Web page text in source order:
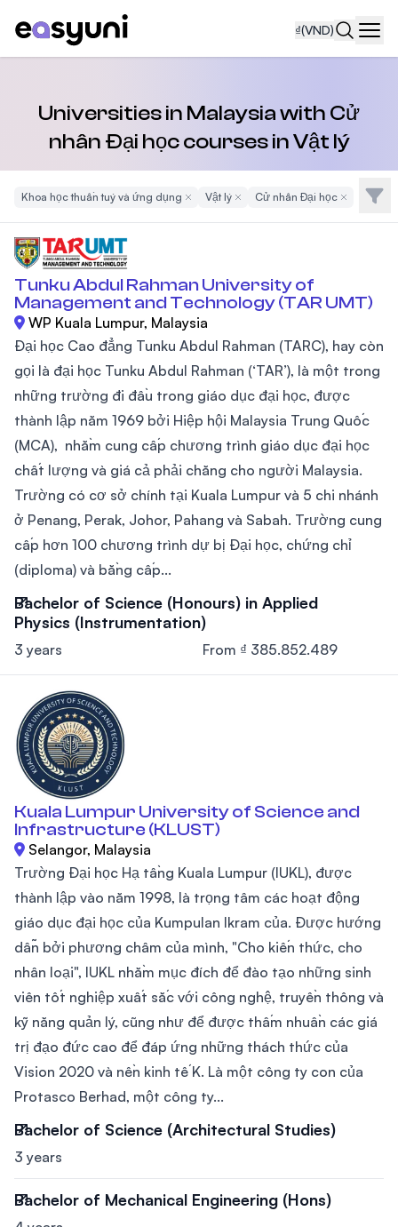
₫(VND)
Universities in Malaysia with Cử
nhân Đại học courses in Vật lý
Khoa học thuần tuý và ứng dụng Remove Filter
Vật lýRemove Filter
Cử nhân Đại họcRemove
Bộ
Tunku Abdul Rahman University of
Management and Technology (TAR UMT)
WP Kuala Lumpur, Malaysia
Đại học Cao đẳng Tunku Abdul Rahman (TARC), hay còn
gọi là đại học Tunku Abdul Rahman (‘TAR’), là một trong
những trường đi đầu trong giáo dục đại học, được
thành lập năm 1969 bởi Hiệp hội Malaysia Trung Quốc
(MCA), nhằm cung cấp chương trình giáo dục đại học
chất lượng và giá cả phải chăng cho người Malaysia.
Trường có cơ sở chính tại Kuala Lumpur và 5 chi nhánh
ở Penang, Perak, Johor, Pahang và Sabah. Trường cung
cấp hơn 100 chương trình dự bị Đại học, chứng chỉ
(diploma) và bằng cấp...
Bachelor of Science (Honours) in Applied
Physics (Instrumentation)
3 years From ₫ 385.852.489
Kuala Lumpur University of Science and
Infrastructure (KLUST)
Selangor, Malaysia
Trường Đại học Hạ tầng Kuala Lumpur (IUKL), được
thành lập vào năm 1998, là trọng tâm các hoạt động
giáo dục đại học của Kumpulan Ikram của. Được hướng
dẫn bởi phương châm của mình, "Cho kiến ​​thức, cho
nhân loại", IUKL nhằm mục đích để đào tạo những sinh
viên tốt nghiệp xuất sắc với công nghệ, truyền thông và
kỹ năng quản lý, cũng như để được thấm nhuần các giá
trị đạo đức cao để đáp ứng những thách thức của
Vision 2020 và nền kinh tế K. Là một công ty con của
Protasco Berhad, một công ty...
Bachelor of Science (Architectural Studies)
3 years
Bachelor of Mechanical Engineering (Hons)